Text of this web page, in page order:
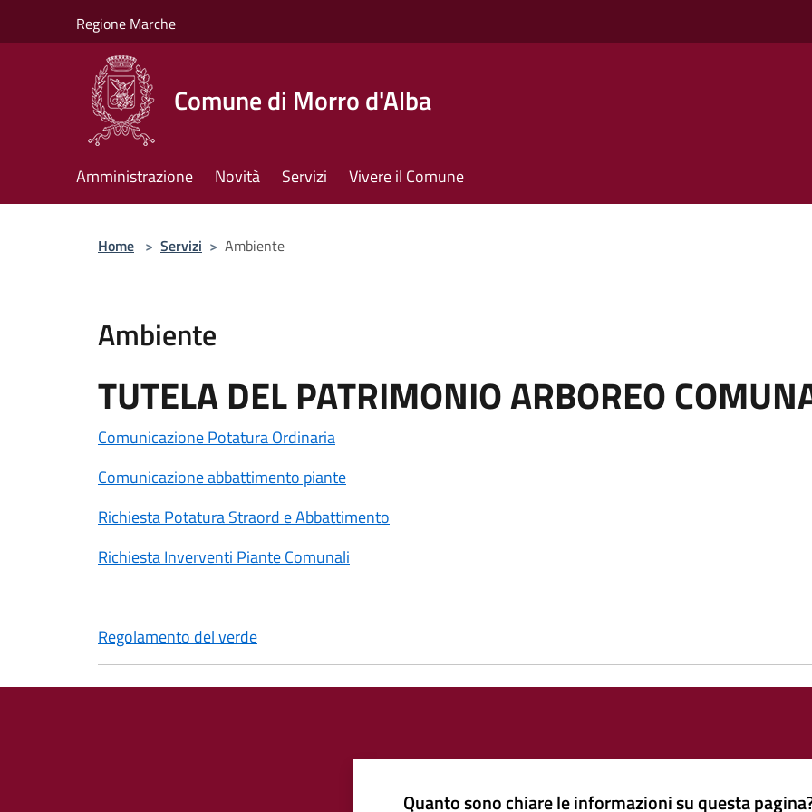
Regione Marche
Comune di Morro d'Alba
Amministrazione Novità Servizi Vivere il Comune
Home > Servizi > Ambiente
Ambiente
TUTELA DEL PATRIMONIO ARBOREO
Comunicazione Potatura Ordinaria
Comunicazione abbattimento piante
Richiesta Potatura Straord e Abbattimento
Richiesta Inverventi Piante Comunali
Regolamento del verde
Quanto sono chiare le informazioni su questa